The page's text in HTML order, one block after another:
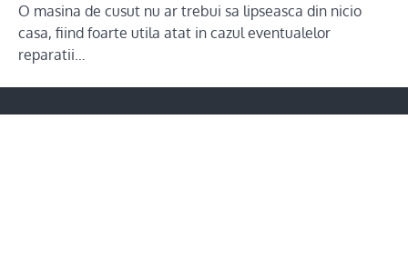
O masina de cusut nu ar trebui sa lipseasca din nicio
casa, fiind foarte utila atat in cazul eventualelor
reparatii…